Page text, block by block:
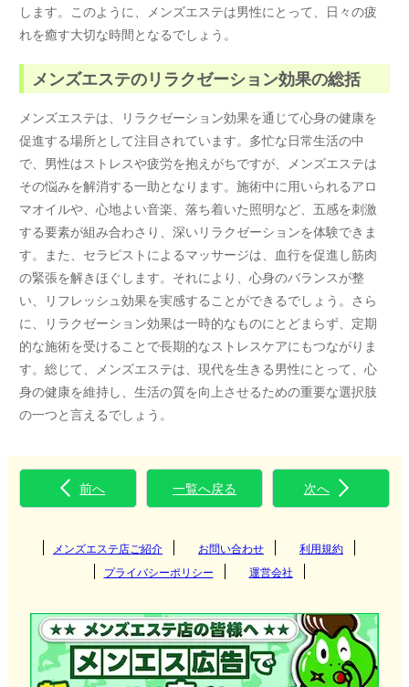
します。このように、メンズエステは男性にとって、日々の疲
れを癒す大切な時間となるでしょう。
メンズエステのリラクゼーション効果の総括
メンズエステは、リラクゼーション効果を通じて心身の健康を
促進する場所として注目されています。多忙な日常生活の中
で、男性はストレスや疲労を抱えがちですが、メンズエステは
その悩みを解消する一助となります。施術中に用いられるアロ
マオイルや、心地よい音楽、落ち着いた照明など、五感を刺激
する要素が組み合わさり、深いリラクゼーションを体験できま
す。また、セラピストによるマッサージは、血行を促進し筋肉
の緊張を解きほぐします。それにより、心身のバランスが整
い、リフレッシュ効果を実感することができるでしょう。さら
に、リラクゼーション効果は一時的なものにとどまらず、定期
的な施術を受けることで長期的なストレスケアにもつながりま
す。総じて、メンズエステは、現代を生きる男性にとって、心
身の健康を維持し、生活の質を向上させるための重要な選択肢
の一つと言えるでしょう。
前へ 一覧へ戻る 次へ
メンズエステ店ご紹介 お問い合わせ
利用規約
プライバシーポリシー
運営会社